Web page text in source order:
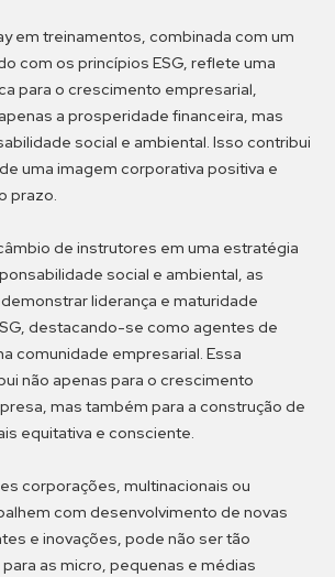
em treinamentos, combinada com um
com os princípios ESG, reflete uma
para o crescimento empresarial,
a prosperidade financeira, mas
social e ambiental. Isso contribui
uma imagem corporativa positiva e
prazo.
de instrutores em uma estratégia
social e ambiental, as
liderança e maturidade
destacando-se como agentes de
comunidade empresarial. Essa
não apenas para o crescimento
mas também para a construção de
equitativa e consciente.
corporações, multinacionais ou
com desenvolvimento de novas
e inovações, pode não ser tão
as micro, pequenas e médias